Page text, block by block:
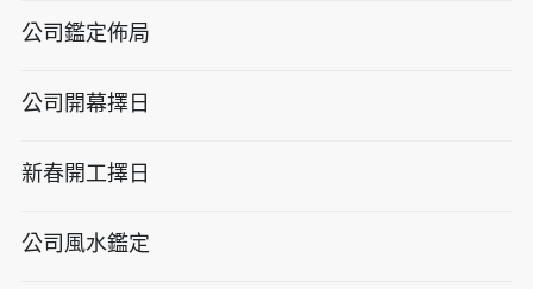
公司鑑定佈局
公司開幕擇日
新春開工擇日
公司風水鑑定